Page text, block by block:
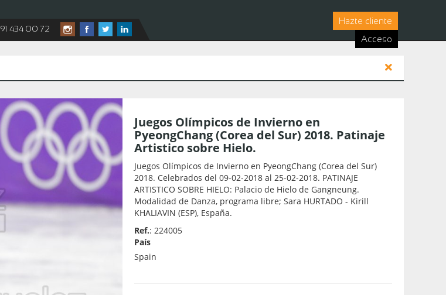
Hazte cliente
Acceso
91 434 00 72
Juegos Olímpicos de Invierno en
PyeongChang (Corea del Sur) 2018. Patinaje
Artistico sobre Hielo.
Juegos Olímpicos de Invierno en PyeongChang (Corea del Sur)
2018. Celebrados del 09-02-2018 al 25-02-2018. PATINAJE
ARTISTICO SOBRE HIELO: Palacio de Hielo de Gangneung.
Modalidad de Danza, programa libre; Sara HURTADO - Kirill
KHALIAVIN (ESP), España.
Ref.: 224005
País
Spain